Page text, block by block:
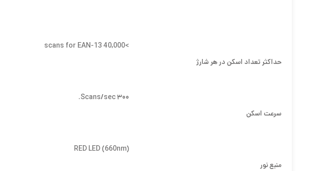
حداکثر تعداد اسکن در هر شارژ
>40,000 scans for EAN-13
سرعت اسکن
۳۰۰ Scans/sec.
منبع نور
RED LED (660nm)